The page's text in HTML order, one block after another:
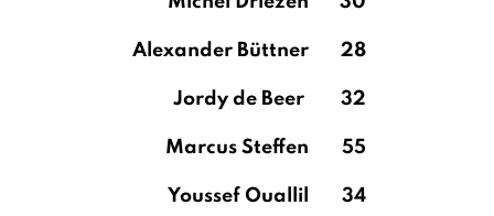
Alexander Büttner 28
Jordy de Beer 32
Marcus Steffen 55
Youssef Ouallil 34